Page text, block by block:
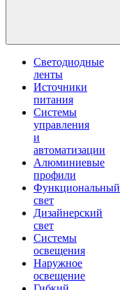
Светодиодные
ленты
Источники
питания
Системы
управления
и
автоматизации
Алюминиевые
профили
Функциональный
свет
Дизайнерский
свет
Системы
освещения
Наружное
освещение